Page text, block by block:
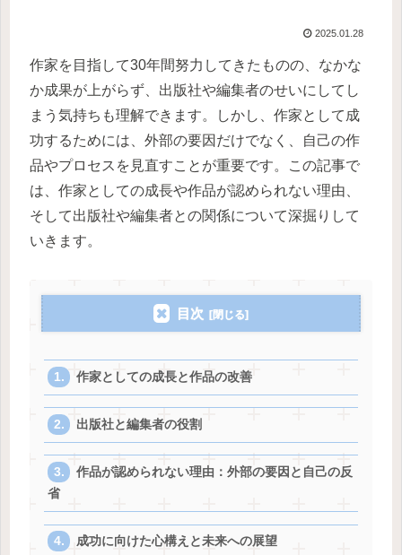
2025.01.28
作家を目指して30年間努力してきたものの、なかな
か成果が上がらず、出版社や編集者のせいにしてし
まう気持ちも理解できます。しかし、作家として成
功するためには、外部の要因だけでなく、自己の作
品やプロセスを見直すことが重要です。この記事で
は、作家としての成長や作品が認められない理由、
そして出版社や編集者との関係について深掘りして
いきます。
目次
作家としての成長と作品の改善
出版社と編集者の役割
作品が認められない理由：外部の要因と自己の反
省
成功に向けた心構えと未来への展望